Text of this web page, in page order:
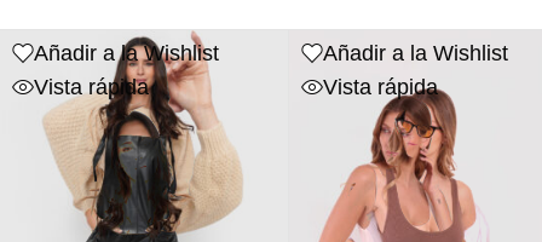
Añadir a la Wishlist
Vista rápida
Añadir a la Wishlist
Vista rápida